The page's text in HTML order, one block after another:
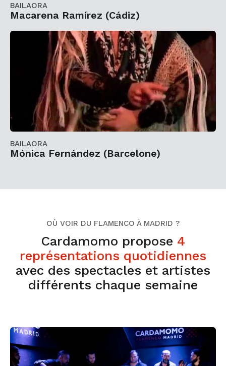
BAILAORA
Macarena Ramírez (Cádiz)
BAILAORA
Mónica Fernández (Barcelone)
OÙ VOIR DU FLAMENCO À MADRID ?
Cardamomo propose 4
représentations quotidiennes
avec des spectacles et artistes
différents chaque semaine